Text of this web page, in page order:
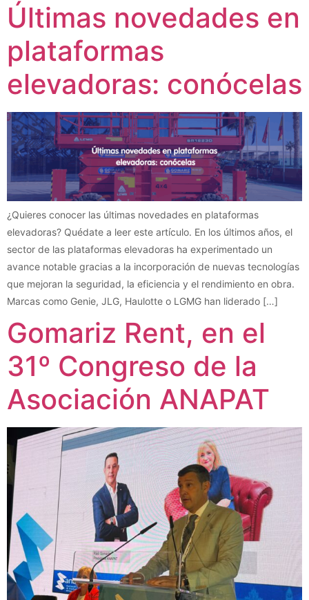
Últimas novedades en
plataformas
elevadoras: conócelas
¿Quieres conocer las últimas novedades en plataformas
elevadoras? Quédate a leer este artículo. En los últimos años, el
sector de las plataformas elevadoras ha experimentado un
avance notable gracias a la incorporación de nuevas tecnologías
que mejoran la seguridad, la eficiencia y el rendimiento en obra.
Marcas como Genie, JLG, Haulotte o LGMG han liderado […]
Gomariz Rent, en el
31º Congreso de la
Asociación ANAPAT